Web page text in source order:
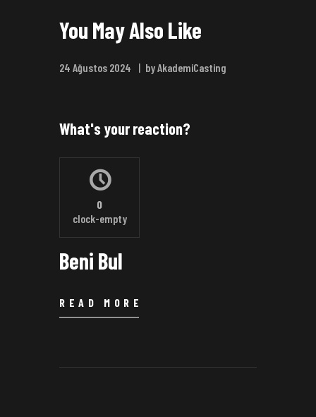
You May Also Like
24 Ağustos 2024 by AkademiCasting
What's your reaction?
0
clock-empty
Beni Bul
READ MORE